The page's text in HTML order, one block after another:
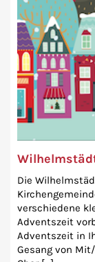
Die
verschiedene
Adventszeit
Adventszeit in
Gesang von